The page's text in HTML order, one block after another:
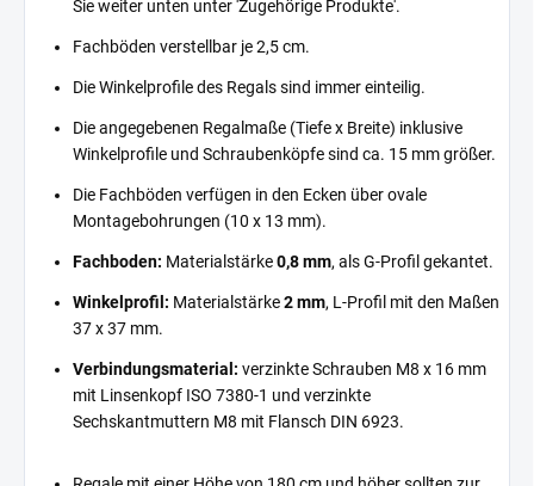
Sie weiter unten unter 'Zugehörige Produkte'.
Fachböden verstellbar je 2,5 cm.
Die Winkelprofile des Regals sind immer einteilig.
Die angegebenen Regalmaße (Tiefe x Breite) inklusive
Winkelprofile und Schraubenköpfe sind ca. 15 mm größer.
Die Fachböden verfügen in den Ecken über ovale
Montagebohrungen (10 x 13 mm).
Fachboden: Materialstärke0,8 mm, als G-Profil gekantet.
Winkelprofil: Materialstärke2 mm, L-Profil mit den Maßen
37 x 37 mm.
Verbindungsmaterial: verzinkte Schrauben M8 x 16 mm
mit Linsenkopf ISO 7380-1 und verzinkte
Sechskantmuttern M8 mit Flansch DIN 6923.